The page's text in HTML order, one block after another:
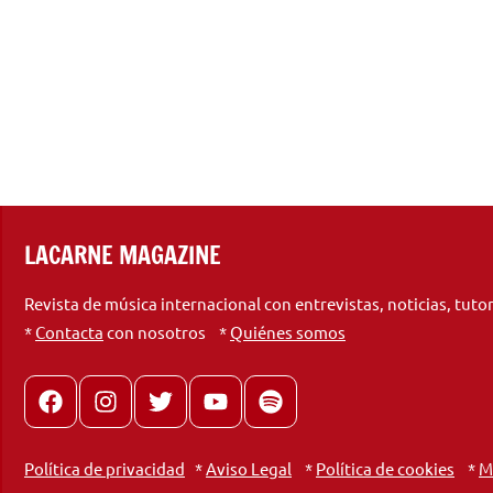
LACARNE MAGAZINE
Revista de música internacional con entrevistas, noticias,
*Contacta con nosotros *Quiénes somos
FacebookInstagram
X youtubespotify
Política de privacidad *Aviso Legal * Política de cookies *